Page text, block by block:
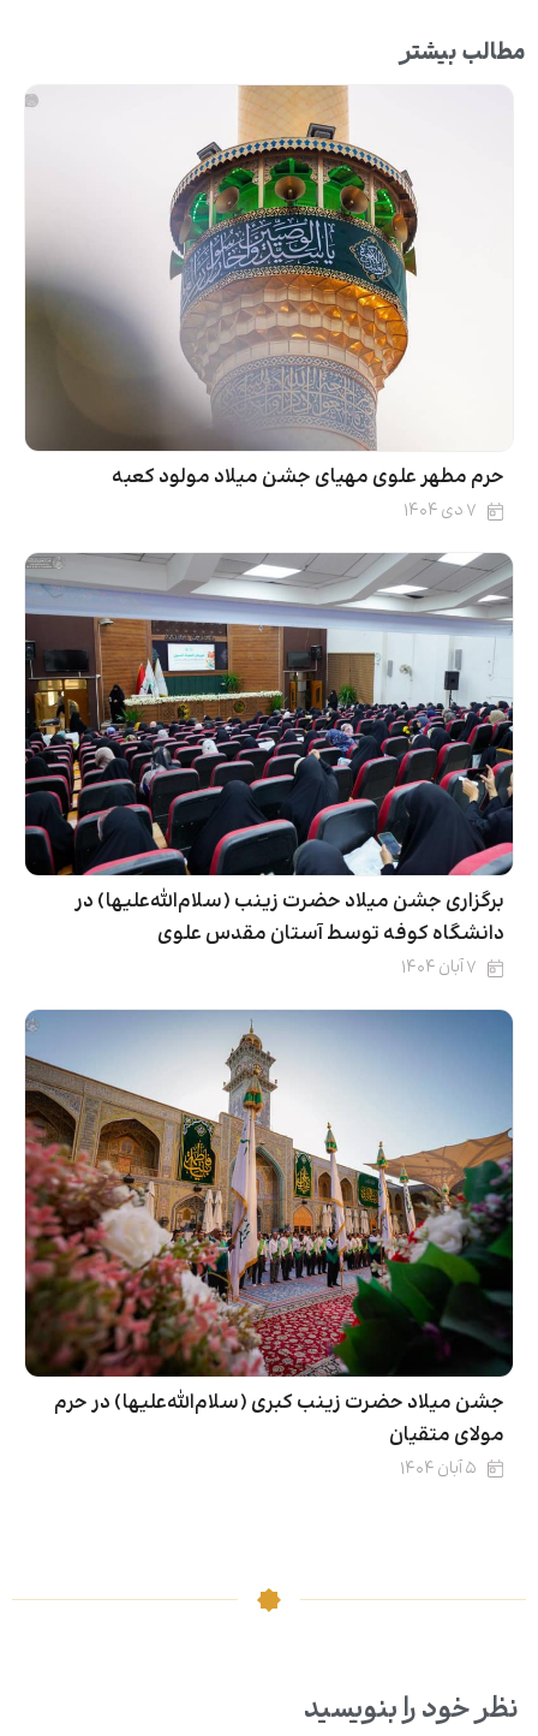
مطالب بیشتر
حرم مطهر علوی مهیای جشن میلاد مولود کعبه
۷ دی ۱۴۰۴
برگزاری جشن میلاد حضرت زینب (سلام‌الله‌علیها) در
دانشگاه کوفه توسط آستان مقدس علوی
۷ آبان ۱۴۰۴
جشن میلاد حضرت زینب کبری (سلام‌الله‌علیها) در حرم
مولای متقیان
۵ آبان ۱۴۰۴
نظر خود را بنویسید